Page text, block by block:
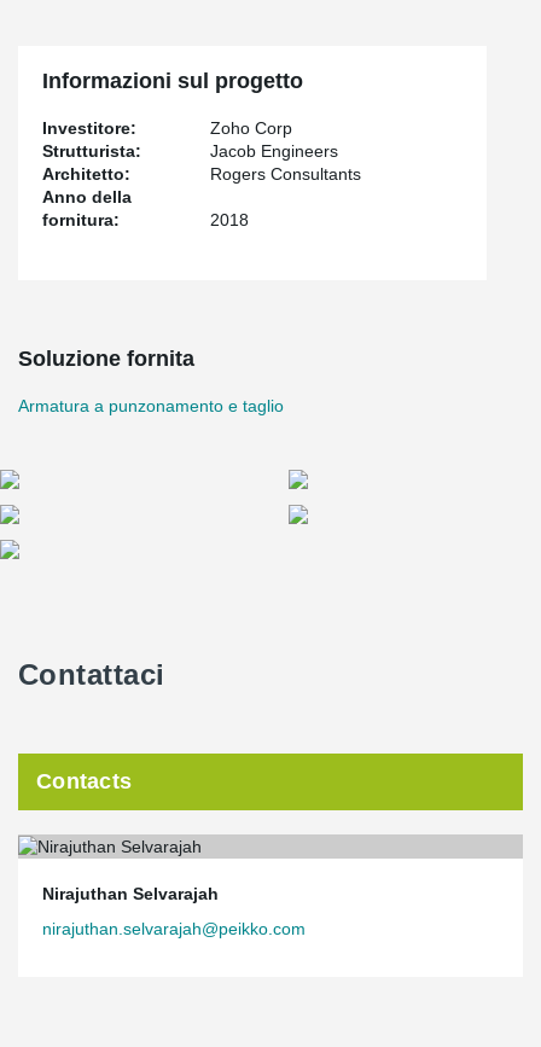
Informazioni sul progetto
Investitore:
Zoho Corp
Strutturista:
Jacob Engineers
Architetto:
Rogers Consultants
Anno della
fornitura:
2018
Soluzione fornita
Armatura a punzonamento e taglio
Contattaci
Contacts
Nirajuthan Selvarajah
nirajuthan.selvarajah@peikko.com